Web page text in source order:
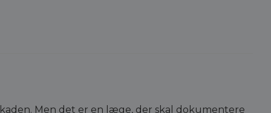
Men det er en læge, der skal dokumentere